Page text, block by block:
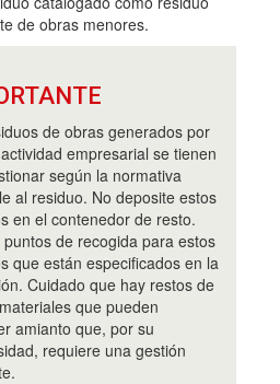
de obras menores.
de obras generados por
empresarial se tienen
según la normativa
al residuo. No deposite estos
en el contenedor de resto.
puntos de recogida para estos
que están especificados en la
Cuidado que hay restos de
que pueden
amianto que, por su
requiere una gestión